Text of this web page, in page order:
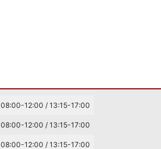
08:00-12:00 / 13:15-17:00
08:00-12:00 / 13:15-17:00
08:00-12:00 / 13:15-17:00